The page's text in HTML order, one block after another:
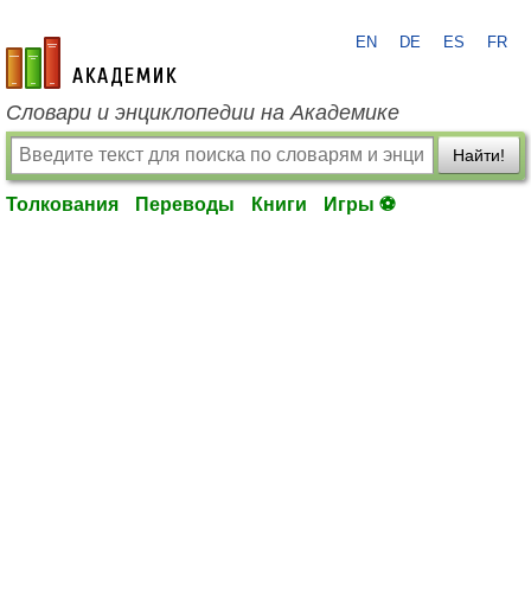
academic.ru
EN DE ES FR
Словари и энциклопедии на Академике
Найти!
Толкования Переводы Книги Игры ⚽